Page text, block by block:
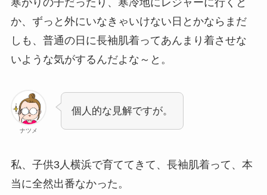
か、ずっと外にいなきゃいけない日とかならまだ
しも、普通の日に長袖肌着ってあんまり着させな
いような気がするんだよな～と。
ナツメ
個人的な見解ですが。
私、子供3人横浜で育ててきて、長袖肌着って、本
当に全然出番なかった。